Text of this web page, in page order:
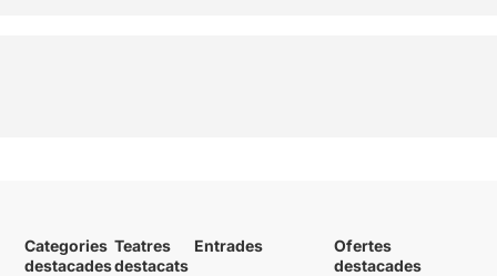
Categories
destacades
Teatres
destacats
Entrades
Ofertes
destacades